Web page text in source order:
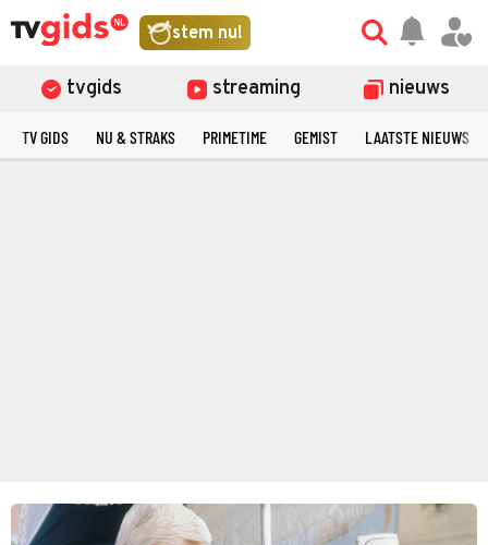
stem nu!
tvgids streaming nieuws
TV GIDS NU & STRAKS PRIMETIME GEMIST LAATSTE NIEUWS